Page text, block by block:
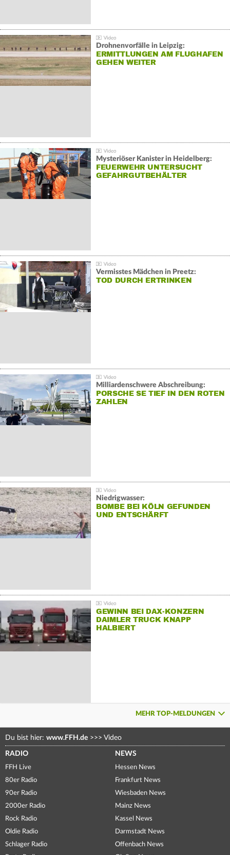
Drohnenvorfälle in Leipzig:
ERMITTLUNGEN AM FLUGHAFEN
GEHEN WEITER
Mysteriöser Kanister in Heidelberg:
FEUERWEHR UNTERSUCHT
GEFAHRGUTBEHÄLTER
Vermisstes Mädchen in Preetz:
TOD DURCH ERTRINKEN
Milliardenschwere Abschreibung:
PORSCHE SE TIEF IN DEN ROTEN
ZAHLEN
Niedrigwasser:
BOMBE BEI KÖLN GEFUNDEN
UND ENTSCHÄRFT
GEWINN BEI DAX-KONZERN
DAIMLER TRUCK KNAPP
HALBIERT
MEHR TOP-MELDUNGEN
Du bist hier: www.FFH.de >>> Video
RADIO
FFH Live
80er Radio
90er Radio
2000er Radio
Rock Radio
Oldie Radio
Schlager Radio
NEWS
Hessen News
Frankfurt News
Wiesbaden News
Mainz News
Kassel News
Darmstadt News
Offenbach News